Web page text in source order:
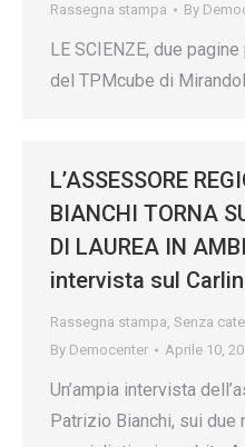
Rassegna stampa By
LE SCIENZE, due
del TPMcube di
L’ASSESSORE
BIANCHI TORNA
DI LAUREA IN
intervista sul
Rassegna stampa, Senza
By Democenter Aprile 10,
Un’ampia intervista
Patrizio Bianchi, sui due